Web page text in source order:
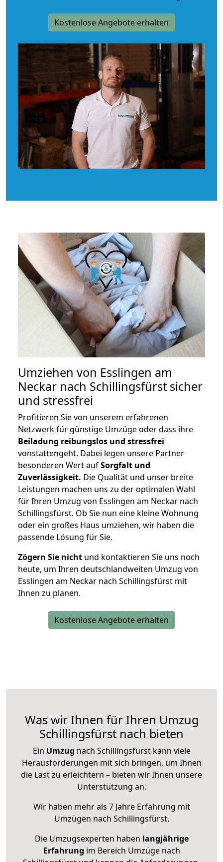
Kostenlose Angebote erhalten
Umziehen von Esslingen am
Neckar nach Schillingsfürst sicher
und stressfrei
Profitieren Sie von unserem erfahrenen
Netzwerk für günstige Umzüge oder dass ihre
Beiladung reibungslos und stressfrei
vonstattengeht. Dabei legen unsere Partner
besonderen Wert aufSorgfalt und
Zuverlässigkeit. Die Qualität und unser breite
Leistungen machen uns zu der optimalen Wahl
für Ihren Umzug von Esslingen am Neckar nach
Schillingsfürst. Ob Sie nun eine kleine Wohnung
oder ein großes Haus umziehen, wir haben die
passende Lösung für Sie.
Zögern Sie nicht und kontaktieren Sie uns noch
heute, um Ihren deutschlandweiten Umzug von
Esslingen am Neckar nach Schillingsfürst mit
Ihnen zu planen.
Kostenlose Angebote erhalten
Was wir Ihnen für Ihren Umzug
Schillingsfürst nach bieten
Ein Umzug nach Schillingsfürst kann viele
Herausforderungen mit sich bringen, um Ihnen
die Last zu erleichtern – bieten wir Ihnen unsere
Unterstützung an.
Wir haben mehr als 7 Jahre Erfahrung mit
Umzügen nach Schillingsfürst.
Die Umzugsexperten haben langjährige
Erfahrung im Bereich Umzüge nach